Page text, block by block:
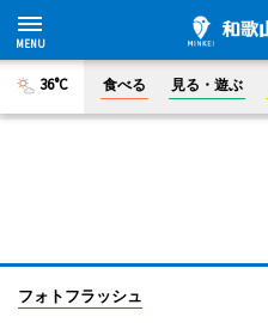
36°C 食べる 見る・遊ぶ
フォトフラッシュ